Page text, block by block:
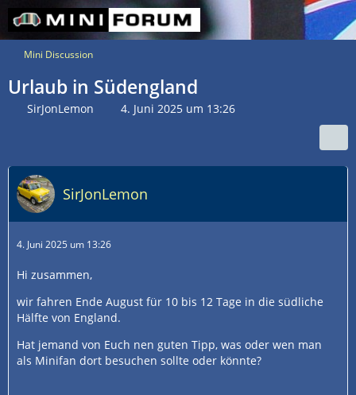
Mini Discussion
Urlaub in Südengland
SirJonLemon 4. Juni 2025 um 13:26
SirJonLemon
4. Juni 2025 um 13:26
Hi zusammen,
wir fahren Ende August für 10 bis 12 Tage in die südliche
Hälfte von England.
Hat jemand von Euch nen guten Tipp, was oder wen man
als Minifan dort besuchen sollte oder könnte?